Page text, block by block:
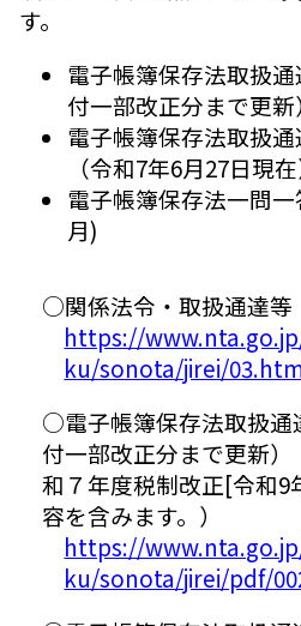
す。
電子帳簿保存法取扱
付一部改正分まで更新）
電子帳簿保存法取扱通
（令和7年6月27日現在
電子帳簿保存法一問
月)
○関係法令・取扱通達等
https://
ku/sonota/jirei/
○電子帳簿保存法取扱通
付一部改正分まで更新）
和７年度税制改正[令和9
容を含みます。）
https://
ku/sonota/jirei/pdf/